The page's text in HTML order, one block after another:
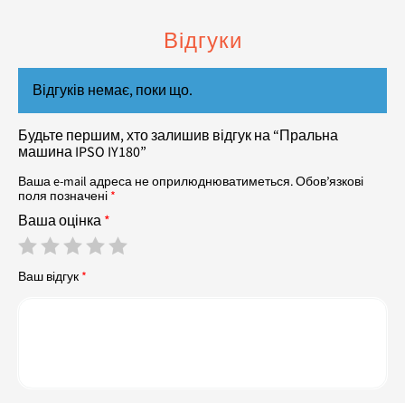
Відгуки
Відгуків немає, поки що.
Будьте першим, хто залишив відгук на “Пральна
машина IPSO IY180”
Ваша e-mail адреса не оприлюднюватиметься.Обов’язкові
поля позначені *
Ваша оцінка*
Ваш відгук *